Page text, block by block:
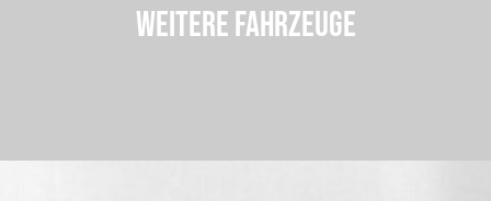
WEITERE FAHRZEUGE